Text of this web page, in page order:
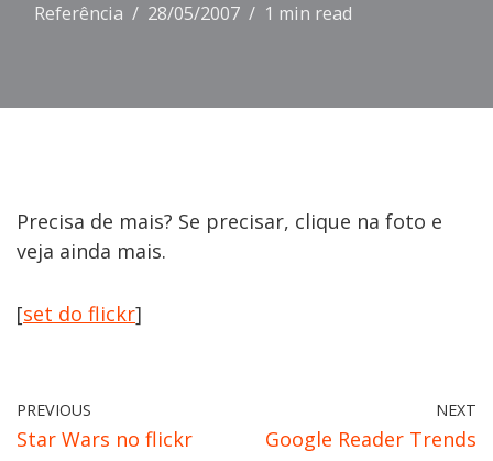
Referência 28/05/2007 1 min read
Precisa de mais? Se precisar, clique na foto e
veja ainda mais.
[set do flickr]
PREVIOUS
Star Wars no flickr
NEXT
Google Reader Trends